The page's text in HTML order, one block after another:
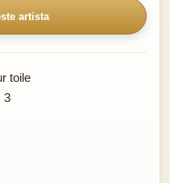
artista
toile
3